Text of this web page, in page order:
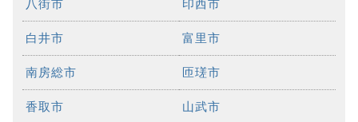
八街市 印西市
白井市 富里市
南房総市 匝瑳市
香取市 山武市